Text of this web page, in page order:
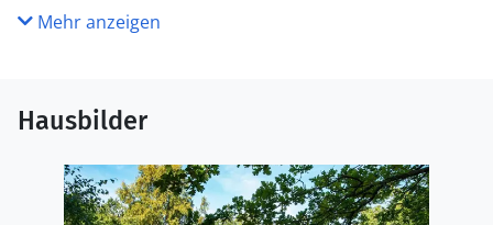
zu einem guten Badestrand.
Mehr anzeigen
Hausbilder